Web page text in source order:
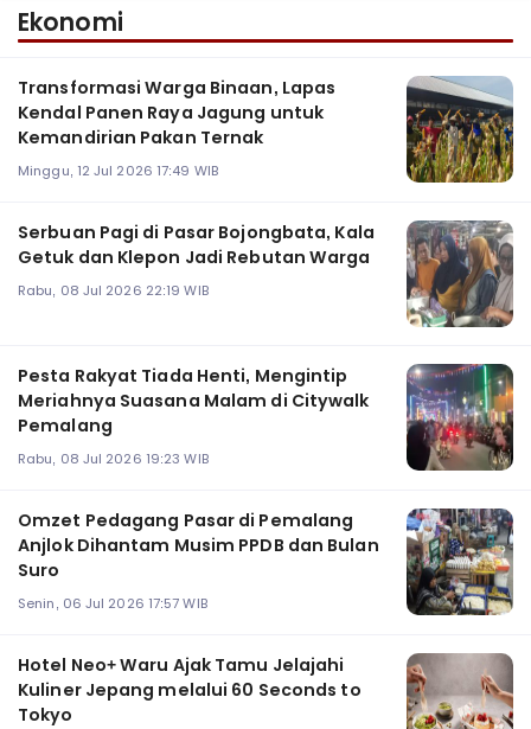
Ekonomi
Transformasi Warga Binaan, Lapas
Kendal Panen Raya Jagung untuk
Kemandirian Pakan Ternak
Minggu, 12 Jul 2026 17:49 WIB
Serbuan Pagi di Pasar Bojongbata, Kala
Getuk dan Klepon Jadi Rebutan Warga
Rabu, 08 Jul 2026 22:19 WIB
Pesta Rakyat Tiada Henti, Mengintip
Meriahnya Suasana Malam di Citywalk
Pemalang
Rabu, 08 Jul 2026 19:23 WIB
Omzet Pedagang Pasar di Pemalang
Anjlok Dihantam Musim PPDB dan Bulan
Suro
Senin, 06 Jul 2026 17:57 WIB
Hotel Neo+ Waru Ajak Tamu Jelajahi
Kuliner Jepang melalui 60 Seconds to
Tokyo